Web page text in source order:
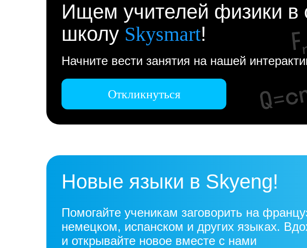
Ищем учителей физики в
школу Skysmart!
Начните вести занятия на нашей
Откликнуться
Новые языки в Skyeng!
Помогайте ученикам заговорить на
немецком, испанском и других языках.
и открывайте новое вместе с нами